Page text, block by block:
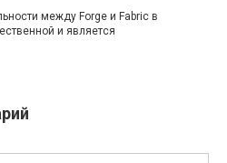
между Forge и Fabric в
и является